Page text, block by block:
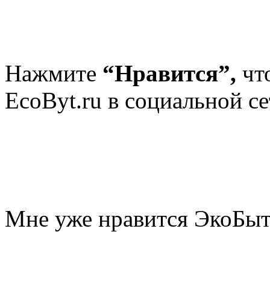
Нажмите “Нравится”,
EcoByt.ru в социальной
Мне уже нравится